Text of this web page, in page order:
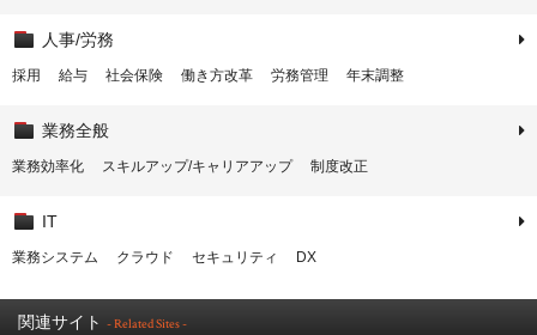
人事/労務
採用 給与 社会保険 働き方改革 労務管理 年末調整
業務全般
業務効率化 スキルアップ/キャリアアップ 制度改正
IT
業務システム クラウド セキュリティ DX
関連サイト - Related Sites -